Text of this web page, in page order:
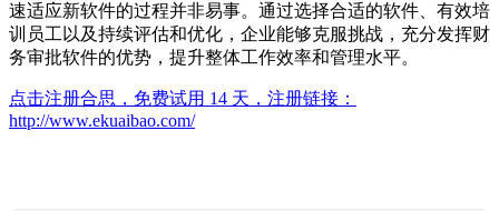
速适应新软件的过程并非易事。通过选择合适的软件、有效培
训员工以及持续评估和优化，企业能够克服挑战，充分发挥财
务审批软件的优势，提升整体工作效率和管理水平。
点击注册合思，免费试用 14 天，注册链接：
http://www.ekuaibao.com/